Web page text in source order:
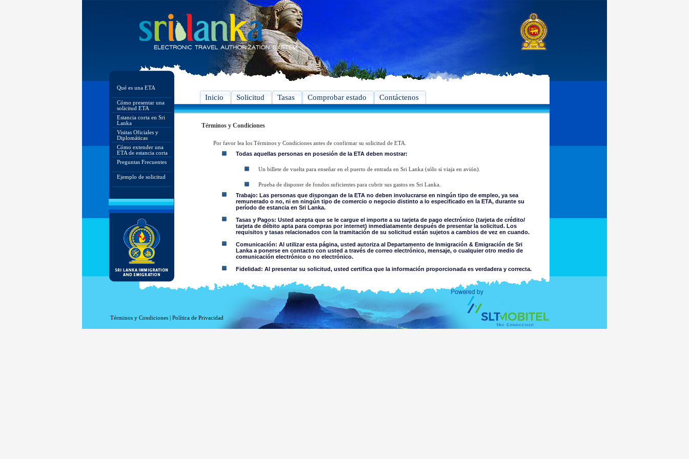
Qué es una ETA
Cómo presentar una
solicitud ETA
Estancia corta en Sri
Lanka
Visitas Oficiales y
Diplomáticas
Cómo extender una
ETA de estancia corta
Preguntas Frecuentes
Ejemplo de solicitud
Inicio Solicitud Tasas Comprobar estado Contáctenos
Términos y Condiciones
Por favor lea los Términos y Condiciones antes de confirmar su solicitud de ETA.
Todas aquellas personas en posesión de la ETA deben mostrar:
Un billete de vuelta para enseñar en el puerto de entrada en Sri Lanka (sólo si viaja en avión).
Prueba de disponer de fondos suficientes para cubrir sus gastos en Sri Lanka.
Trabajo: Las personas que dispongan de la ETA no deben involucrarse en ningún tipo de empleo, ya sea
remunerado o no, ni en ningún tipo de comercio o negocio distinto a lo especificado en la ETA, durante su
período de estancia en Sri Lanka.
Tasas y Pagos: Usted acepta que se le cargue el importe a su tarjeta de pago electrónico (tarjeta de crédito/
tarjeta de débito apta para compras por internet) inmediatamente después de presentar la solicitud. Los
requisitos y tasas relacionados con la tramitación de su solicitud están sujetos a cambios de vez en cuando.
Comunicación: Al utilizar esta página, usted autoriza al Departamento de Inmigración & Emigración de Sri
Lanka a ponerse en contacto con usted a través de correo electrónico, mensaje, o cualquier otro medio de
comunicación electrónico o no electrónico.
Fidelidad: Al presentar su solicitud, usted certifica que la información proporcionada es verdadera y correcta.
Restricciones de uso: No debe usar esta página para otro fin distinto al estipulado.
Aviso Legal:
Al utilizar esta página web usted acepta
El Departamento de Inmigración & Emigración de Sri Lanka no acepta responsabilidad alguna por la integridad o exactitud
Términos y Condiciones | Política de Privacidad